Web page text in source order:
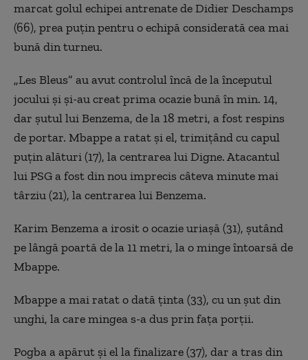
marcat golul echipei antrenate de Didier Deschamps
(66), prea puţin pentru o echipă considerată cea mai
bună din turneu.
„Les Bleus” au avut controlul încă de la începutul
jocului şi şi-au creat prima ocazie bună în min. 14,
dar şutul lui Benzema, de la 18 metri, a fost respins
de portar. Mbappe a ratat şi el, trimiţând cu capul
puţin alături (17), la centrarea lui Digne. Atacantul
lui PSG a fost din nou imprecis câteva minute mai
târziu (21), la centrarea lui Benzema.
Karim Benzema a irosit o ocazie uriaşă (31), şutând
pe lângă poartă de la 11 metri, la o minge întoarsă de
Mbappe.
Mbappe a mai ratat o dată ţinta (33), cu un şut din
unghi, la care mingea s-a dus prin faţa porţii.
Pogba a apărut şi el la finalizare (37), dar a tras din